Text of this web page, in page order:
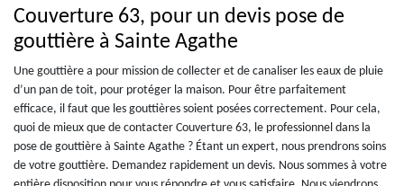
Couverture 63, pour un devis pose de
gouttière à Sainte Agathe
Une gouttière a pour mission de collecter et de canaliser les eaux de pluie
d’un pan de toit, pour protéger la maison. Pour être parfaitement
efficace, il faut que les gouttières soient posées correctement. Pour cela,
quoi de mieux que de contacter Couverture 63, le professionnel dans la
pose de gouttière à Sainte Agathe ? Étant un expert, nous prendrons soins
de votre gouttière. Demandez rapidement un devis. Nous sommes à votre